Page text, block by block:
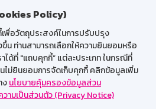
Policy)
เพื่อวัตถุประสงค์ในการปรับปรุง
น ท่านสามารถเลือกให้ความยินยอมหรือ
ได้ที่ "แถบคุกกี้” แต่ละประเภท ในกรณีที่
นไม่ยินยอมการจัดเก็บคุกกี้ คลิกข้อมูลเพิ่ม
งนโยบายคุ้มครองข้อมูลส่วน
วามเป็นส่วนตัว (Privacy Notice)
Society:
รับพนักงาน
Wisdom
M-Search
สู่ระบบเน็ตเมล